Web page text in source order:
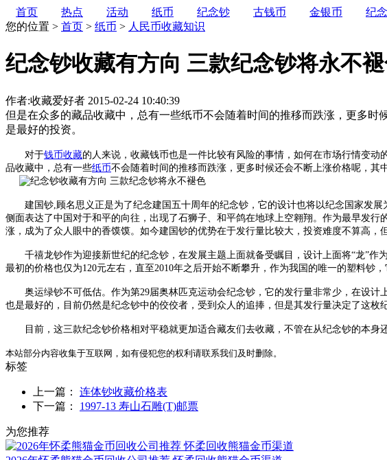
首页 热点 活动 纸币 纪念钞 古钱币 金银币 纪
您的位置 > 首页 > 纸币 > 人民币收藏知识
纪念钞收藏有方向 三款纪念钞将永不
作者:收藏爱好者 2015-02-24 10:40:39
但是在众多的藏品收藏中，总有一些纸币不会随着时间的推移而跌涨，更多
是最好的投资。
对于钱币收藏的人来说，收藏钱币也是一件比较有风险的事情，如何在市场行情变
品收藏中，总有一些纸币不会随着时间的推移而跌涨，更多时候还会不断上涨价格呢，其
建国钞,顾名思义正是为了纪念建国五十周年的纪念钞，它的设计也将以纪念国家发展
侧面表达了中国对于和平的向往，出现了石狮子、和平鸽在地球上空翱翔。作为最早发
涨，成为了众人眼中的香馍馍。如今建国钞的优势在于发行量比较大，投资难度不算高，
千禧龙钞作为迎接新世纪的纪念钞，在发展主题上面就备受瞩目，设计上面将“龙”作
最初的价格也仅为120元左右，直至2010年之后开始不断攀升，作为我国的唯一的塑料钞，
奥运绿钞不可低估。作为第29届奥林匹克运动会纪念钞，它的发行量非常少，在设计
也是最好的，目前仍然是纪念钞中的佼佼者，受到众人的追捧，但是其发行量决定了这枚
目前，这三款纪念钞价格相对平稳就更加适合藏友们去收藏，不管在从纪念钞的本身
本站部分内容收集于互联网，如有侵犯您的权利请联系我们及时删除。
标签
上一篇： 连体钞收藏价格表
下一篇： 1997-13 寿山石雕(T)邮票
为您推荐